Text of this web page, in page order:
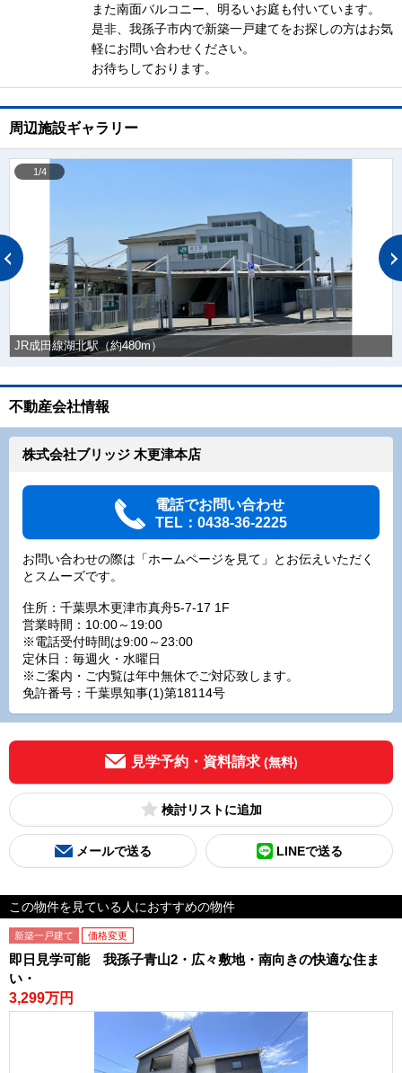
また南面バルコニー、明るいお庭も付いています。
是非、我孫子市内で新築一戸建てをお探しの方はお気
軽にお問い合わせください。
お待ちしております。
周辺施設ギャラリー
JR成田線湖北駅（約480m）
1/4
不動産会社情報
株式会社ブリッジ 木更津本店
電話でお問い合わせ
TEL：0438-36-2225
お問い合わせの際は「ホームページを見て」とお伝えいただく
とスムーズです。
住所：千葉県木更津市真舟5-7-17 1F
営業時間：10:00～19:00
※電話受付時間は9:00～23:00
定休日：毎週火・水曜日
※ご案内・ご内覧は年中無休でご対応致します。
免許番号：千葉県知事(1)第18114号
見学予約・資料請求 (無料)
検討リスト
メールで送る LINEで送る
この物件を見ている人におすすめの物件
新築一戸建て 価格変更
即日見学可能 我孫子青山2・広々敷地・南向きの快適な住ま
い・
3,299万円